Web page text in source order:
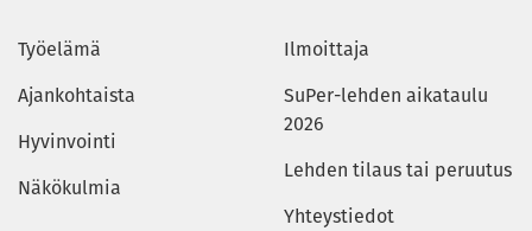
Työelämä
Ajankohtaista
Hyvinvointi
Näkökulmia
Ilmoittaja
SuPer-lehden aikataulu
2026
Lehden tilaus tai peruutus
Yhteystiedot